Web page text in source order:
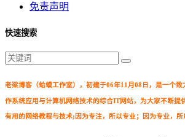
免责声明
快速搜索
老梁博客（蛤蟆工作室），初建于06年11月08日，是一个致
作系统应用与计算机网络技术的综合IT网站，为大家不断提
有用的网络教程与技术;因为专注，所以专业；因为专业，所